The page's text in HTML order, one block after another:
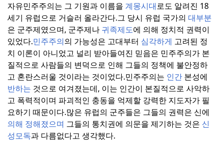
자유민주주의는 그 기원과 이름을 계몽시대로도 알려진 18
세기 유럽으로 거슬러 올라간다.그 당시 유럽 국가의 대부분
은 군주제였으며, 군주제나 귀족제도에 의해 정치적 권력이
있었다.민주주의의 가능성은 고대부터 심각하게 고려된 정
치 이론이 아니었고 널리 받아들여진 믿음은 민주주의가 본
질적으로 사람들의 변덕으로 인해 그들의 정책에 불안정하
고 혼란스러울 것이라는 것이었다.민주주의는 인간 본성에
반하는 것으로 여겨졌는데, 이는 인간이 본질적으로 사악하
고 폭력적이며 파괴적인 충동을 억제할 강력한 지도자가 필
요하기 때문이다.많은 유럽의 군주들은 그들의 권력은 신에
의해 정해졌으며 그들의 통치권에 의문을 제기하는 것은 신
성모독과 다름없다고 생각했다.